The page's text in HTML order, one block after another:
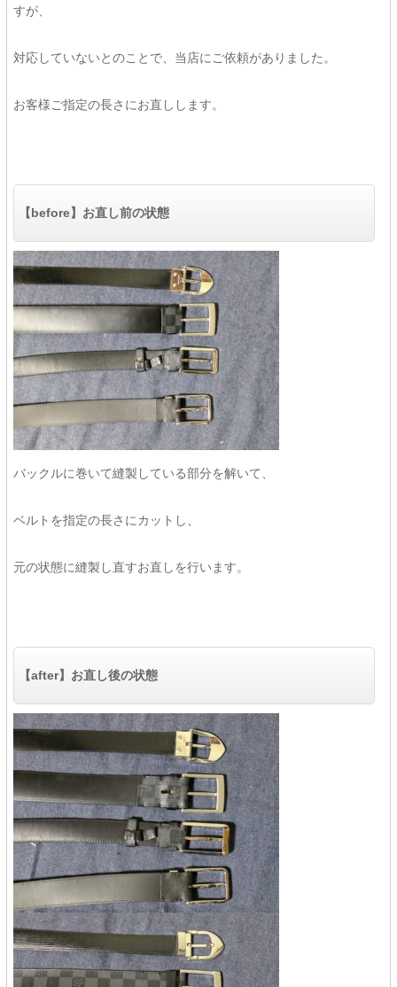
すが、
対応していないとのことで、当店にご依頼がありました。
お客様ご指定の長さにお直しします。
【before】お直し前の状態
バックルに巻いて縫製している部分を解いて、
ベルトを指定の長さにカットし、
元の状態に縫製し直すお直しを行います。
【after】お直し後の状態